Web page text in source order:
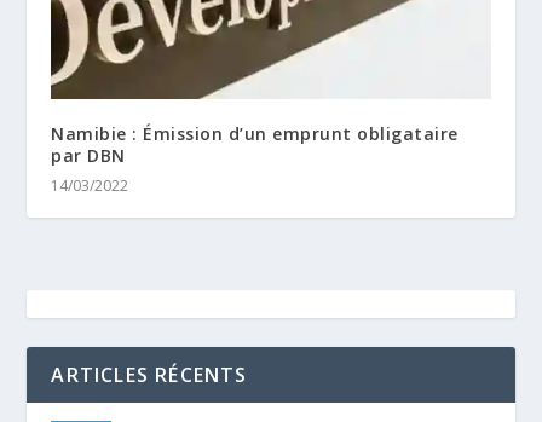
Namibie : Émission d’un emprunt obligataire
par DBN
14/03/2022
ARTICLES RÉCENTS